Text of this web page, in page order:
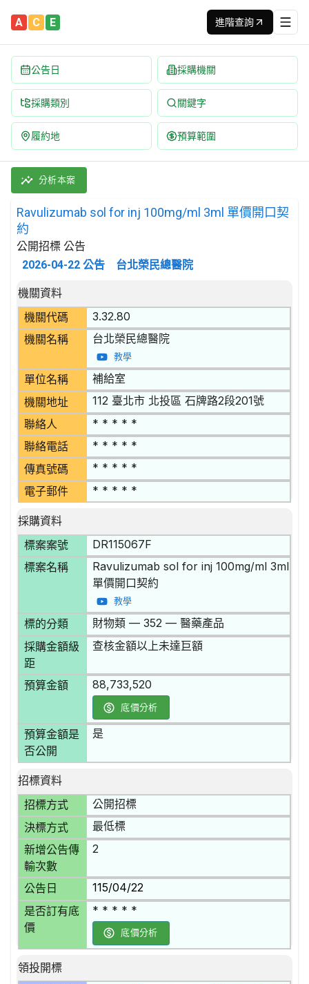
A C E 進階查詢
公告日 採購機關
採購類別 關鍵字
履約地 預算範圍
Ravulizumab sol for inj 100mg/ml 3ml 單價開口契約 招標
採購類別：財物類 醫藥產品 | 招標方式：公開招標 | 決標
分析本案
Ravulizumab sol for inj 100mg/ml 3ml 單價開口契
約
公開招標 公告
2026-04-22 公告 台北榮民總醫院
招標公告詳細內容
機關資料
機關代碼
3.32.80
機關名稱 台北榮民總醫院
教學
單位名稱 補給室
機關地址 112 臺北市 北投區 石牌路2段201號
聯絡人 * * * * *
聯絡電話 * * * * *
傳真號碼 * * * * *
電子郵件 * * * * *
採購資料
標案案號
DR115067F
標案名稱
Ravulizumab sol for inj 100mg/ml 3ml
單價開口契約
教學
標的分類 財物類 — 352 — 醫藥產品
採購金額級
距
查核金額以上未達巨額
預算金額 88,733,520
底價分析
預算金額是
否公開
是
招標資料
招標方式
公開招標
決標方式 最低標
新增公告傳
輸次數
2
公告日 115/04/22
是否訂有底
價
* * * * *
底價分析
領投開標